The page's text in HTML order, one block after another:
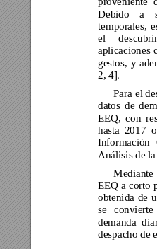
Debido
a
temporales,
el
aplicaciones
gestos, y
2, 4].
Para el
datos de
EEQ, con
hasta 2017
Información
Análisis de
Mediante
EEQ a corto
obtenida de
se convierte
demanda d
despacho de